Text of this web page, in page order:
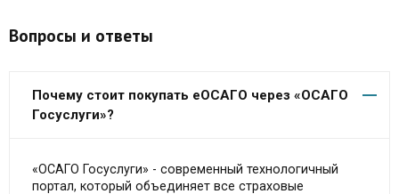
Вопросы и ответы
Почему стоит покупать еОСАГО через «ОСАГО
Госуслуги»?
«ОСАГО Госуслуги» - современный технологичный
портал, который объединяет все страховые